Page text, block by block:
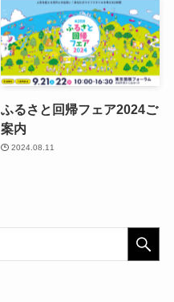
ふるさと回帰フェア2024ご
案内
2024.08.11